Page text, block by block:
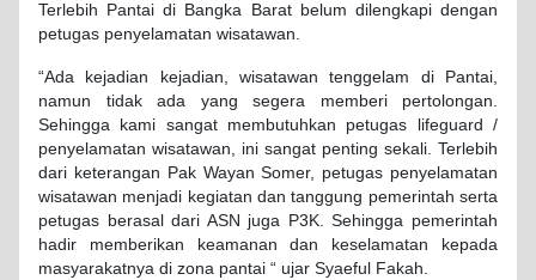
Terlebih Pantai di Bangka Barat belum dilengkapi dengan
petugas penyelamatan wisatawan.
“Ada kejadian kejadian, wisatawan tenggelam di Pantai,
namun tidak ada yang segera memberi pertolongan.
Sehingga kami sangat membutuhkan petugas lifeguard /
penyelamatan wisatawan, ini sangat penting sekali. Terlebih
dari keterangan Pak Wayan Somer, petugas penyelamatan
wisatawan menjadi kegiatan dan tanggung pemerintah serta
petugas berasal dari ASN juga P3K. Sehingga pemerintah
hadir memberikan keamanan dan keselamatan kepada
masyarakatnya di zona pantai “ ujar Syaeful Fakah.